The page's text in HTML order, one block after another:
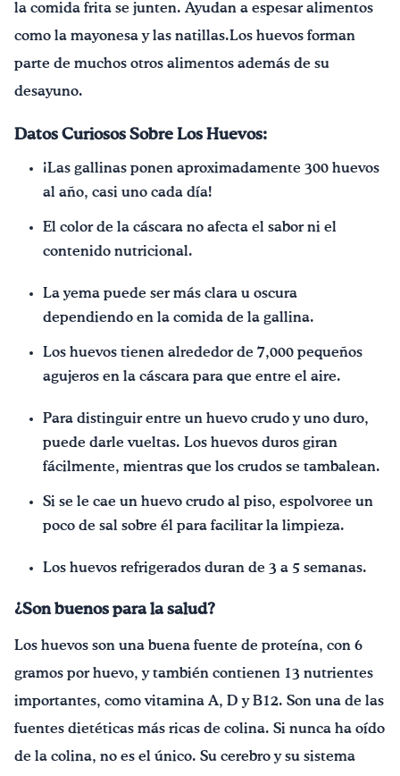
la comida frita se junten. Ayudan a espesar alimentos
como la mayonesa y las natillas.Los huevos forman
parte de muchos otros alimentos además de su
desayuno.
Datos Curiosos Sobre Los Huevos:
¡Las gallinas ponen aproximadamente 300 huevos
al año, casi uno cada día!
El color de la cáscara no afecta el sabor ni el
contenido nutricional.
La yema puede ser más clara u oscura
dependiendo en la comida de la gallina.
Los huevos tienen alrededor de 7,000 pequeños
agujeros en la cáscara para que entre el aire.
Para distinguir entre un huevo crudo y uno duro,
puede darle vueltas. Los huevos duros giran
fácilmente, mientras que los crudos se tambalean.
Si se le cae un huevo crudo al piso, espolvoree un
poco de sal sobre él para facilitar la limpieza.
Los huevos refrigerados duran de 3 a 5 semanas.
¿Son buenos para la salud?
Los huevos son una buena fuente de proteína, con 6
gramos por huevo, y también contienen 13 nutrientes
importantes, como vitamina A, D y B12. Son una de las
fuentes dietéticas más ricas de colina. Si nunca ha oído
de la colina, no es el único. Su cerebro y su sistema